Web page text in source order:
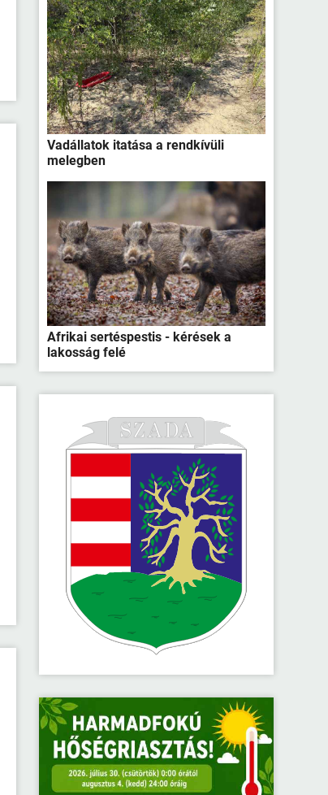
Vadállatok itatása a rendkívüli
melegben
Afrikai sertéspestis - kérések a
lakosság felé